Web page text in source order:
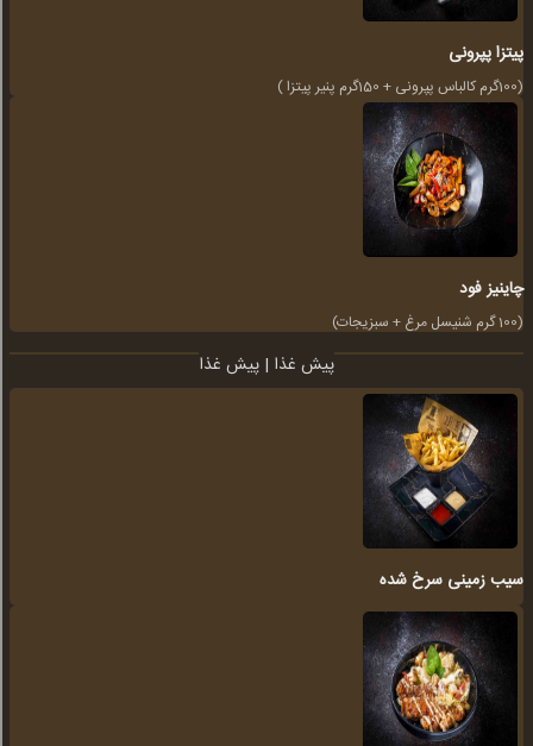
پیتزا پپرونی
(100گرم کالباس پپرونی + 150گرم پنیر پیتزا )
چاینیز فود
(100 گرم شنیسل مرغ + سبزیجات)
پیش غذا | پیش غذا
سیب زمینی سرخ شده